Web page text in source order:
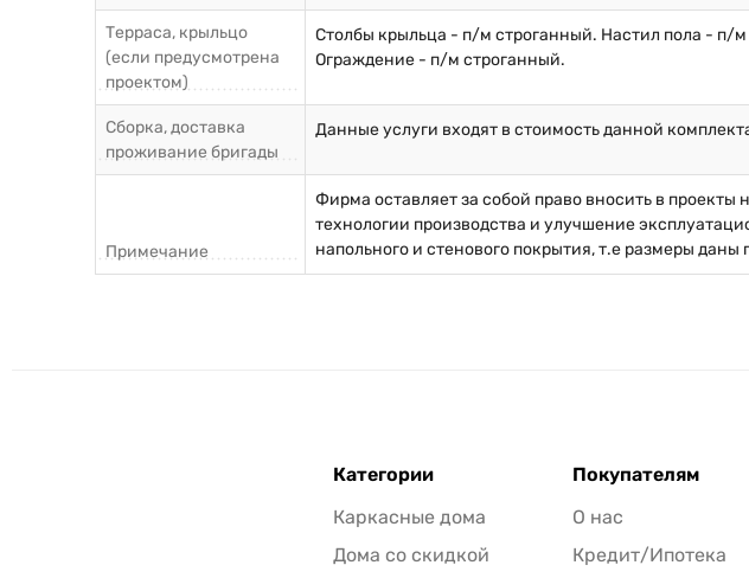
Терраса, крыльцо
(если предусмотрена
проектом)
Столбы крыльца - п/м строганный. Настил пола - п/
Ограждение - п/м строганный.
Сборка, доставка
проживание бригады
Данные услуги входят в стоимость данной
Примечание
Фирма оставляет за собой право вносить в
технологии производства и улучшение
напольного и стенового покрытия, т.е размеры
Категории
Каркасные дома
Дома со скидкой
Покупателям
О нас
Кредит/Ипотека